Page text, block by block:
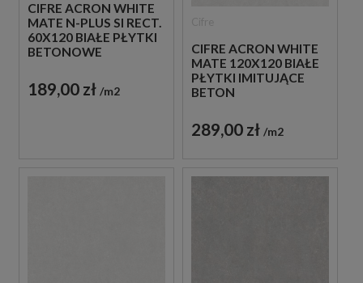
CIFRE ACRON WHITE
MATE N-PLUS SI RECT.
60X120 BIAŁE PŁYTKI
BETONOWE
189,00 zł m2
CIFRE ACRON WHITE
MATE 120X120 BIAŁE
PŁYTKI IMITUJĄCE
BETON
289,00 zł m2